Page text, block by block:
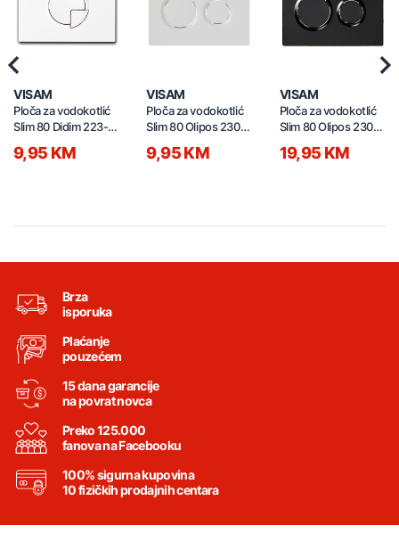
VISAM
Ploča za vodokotlić
Slim 80 Didim 223-
9,95 KM
VISAM
Ploča za vodokotlić
Slim 80 Olipos 230-
9,95 KM
VISAM
Ploča za vodokotlić
Slim 80 Olipos 230-
19,95 KM
Brza
isporuka
Plaćanje
pouzećem
15 dana garancije
na povrat novca
Preko 125.000
fanova na Facebooku
100% sigurna kupovina
10 fizičkih prodajnih centara